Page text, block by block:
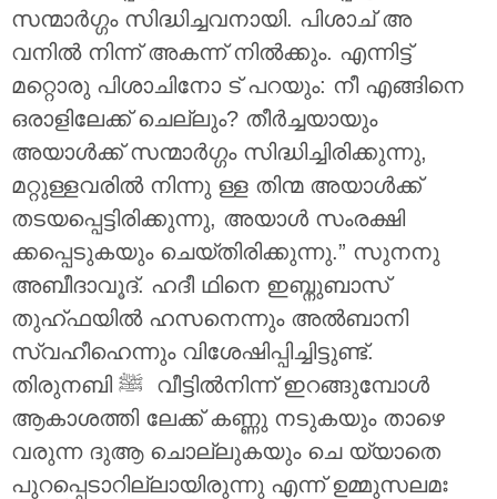
സന്മാർഗ്ഗം സിദ്ധിച്ചവനായി. പിശാച് അ
വനിൽ നിന്ന് അകന്ന് നിൽക്കും. എന്നിട്ട്
മറ്റൊരു പിശാചിനോ ട് പറയും: നീ എങ്ങിനെ
ഒരാളിലേക്ക് ചെല്ലും? തീർച്ചയായും
അയാൾക്ക് സന്മാർഗ്ഗം സിദ്ധിച്ചിരിക്കുന്നു,
മറ്റുള്ളവരിൽ നിന്നു ള്ള തിന്മ അയാൾക്ക്
തടയപ്പെട്ടിരിക്കുന്നു, അയാൾ സംരക്ഷി
ക്കപ്പെടുകയും ചെയ്തിരിക്കുന്നു.” സുനനു
അബീദാവൂദ്. ഹദീ ഥിനെ ഇബ്നുബാസ്
തുഹ്ഫയിൽ ഹസനെന്നും അൽബാനി
സ്വഹീഹെന്നും വിശേഷിപ്പിച്ചിട്ടുണ്ട്.
തിരുനബി ‎ﷺ വീട്ടിൽനിന്ന് ഇറങ്ങുമ്പോൾ
ആകാശത്തി ലേക്ക് കണ്ണു നടുകയും താഴെ
വരുന്ന ദുആ ചൊല്ലുകയും ചെ യ്യാതെ
പുറപ്പെടാറില്ലായിരുന്നു എന്ന് ഉമ്മുസലമഃ